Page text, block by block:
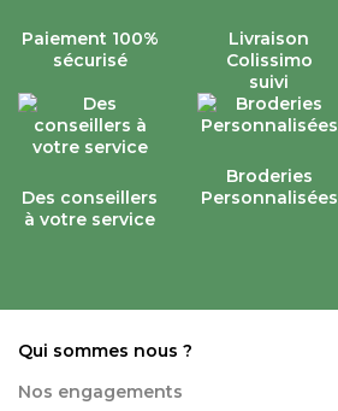
Paiement 100%
sécurisé
Livraison
Colissimo
suivi
Des conseillers
à votre service
Broderies
Personnalisées
Qui sommes nous ?
Nos engagements